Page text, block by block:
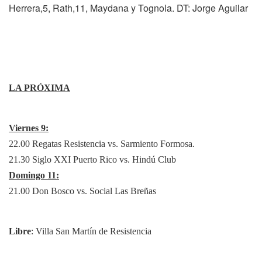
Herrera,5, Rath,11, Maydana y Tognola. DT: Jorge Aguilar
LA PRÓXIMA
Viernes 9:
22.00 Regatas Resistencia vs. Sarmiento Formosa.
21.30 Siglo XXI Puerto Rico vs. Hindú Club
Domingo 11:
21.00 Don Bosco vs. Social Las Breñas
Libre: Villa San Martín de Resistencia